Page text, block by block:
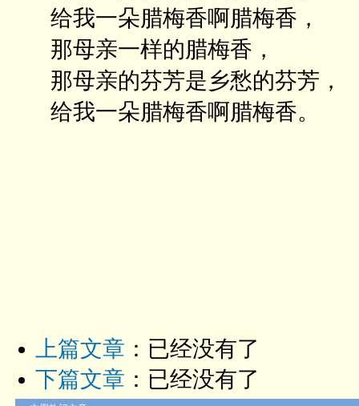
给我一朵腊梅香啊腊梅香，
那母亲一样的腊梅香，
那母亲的芬芳是乡愁的芬芳，
给我一朵腊梅香啊腊梅香。
上篇文章 ：已经没有了
下篇文章 ：已经没有了